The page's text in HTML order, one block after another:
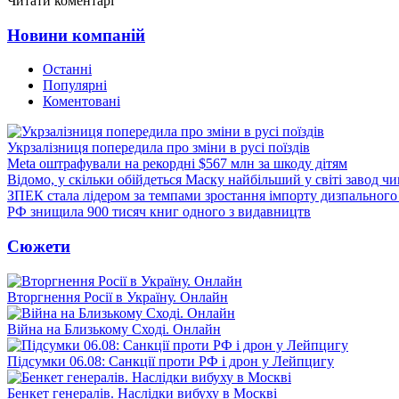
Новини компаній
Останні
Популярні
Коментовані
Укрзалізниця попередила про зміни в русі поїздів
Meta оштрафували на рекордні $567 млн за шкоду дітям
Відомо, у скільки обійдеться Маску найбільший у світі завод
ЗПЕК стала лідером за темпами зростання імпорту
РФ знищила 900 тисяч книг одного з видавництв
Сюжети
Вторгнення Росії в Україну. Онлайн
Війна на Близькому Сході. Онлайн
Підсумки 06.08: Санкції проти РФ і дрон у Лейпцигу
Бенкет генералів. Наслідки вибуху в Москві